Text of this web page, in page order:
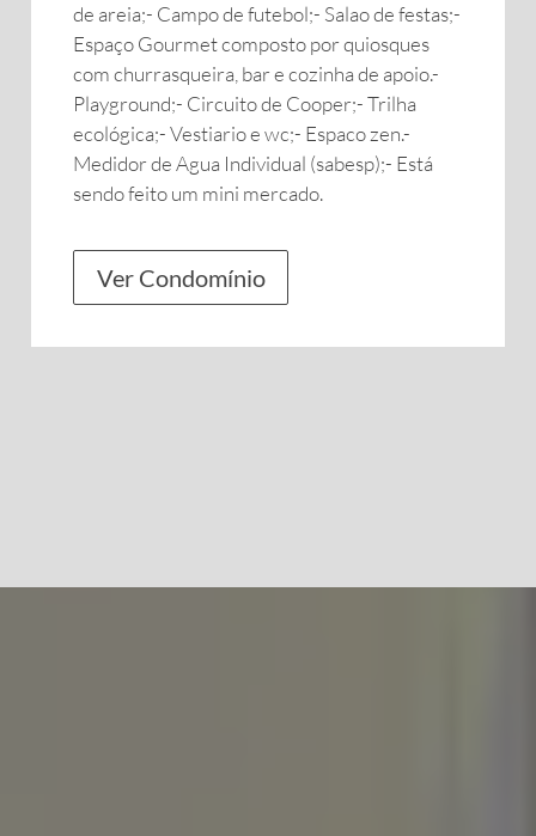
de areia;- Campo de futebol;- Salao de festas;-
Espaço Gourmet composto por quiosques
com churrasqueira, bar e cozinha de apoio.-
Playground;- Circuito de Cooper;- Trilha
ecológica;- Vestiario e wc;- Espaco zen.-
Medidor de Agua Individual (sabesp);- Está
sendo feito um mini mercado.
Ver Condomínio